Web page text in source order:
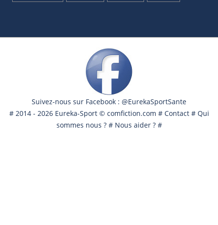
Suivez-nous sur Facebook : @EurekaSportSante
# 2014 - 2026 Eureka-Sport © comfiction.com # Contact# Qui
sommes nous ?# Nous aider ?#